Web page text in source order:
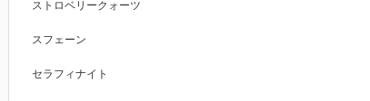
ストロベリークォーツ
スフェーン
セラフィナイト